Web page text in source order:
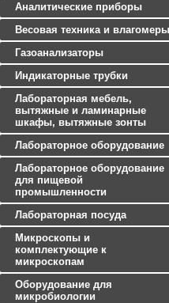
Аналитические приборы
Весовая техника и влагомеры
Газоанализаторы
Индикаторные трубки
Лабораторная мебель,
вытяжные и ламинарные
шкафы, вытяжные зонты
Лабораторное оборудование
Лабораторное оборудование
для пищевой
промышленности
Лабораторная посуда
Микроскопы и
комплектующие к
микроскопам
Оборудование для
микробиологии